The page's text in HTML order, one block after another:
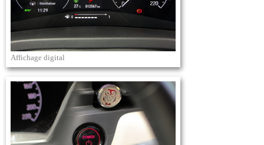
Affichage digital